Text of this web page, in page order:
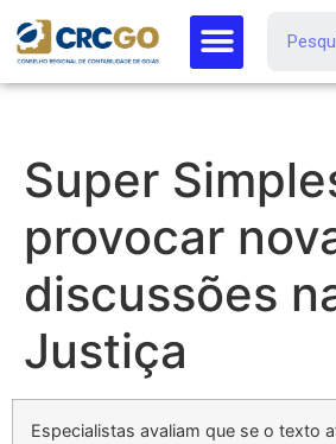
Super
provocar
discussões
Justiça
Especialistas avaliam que se o texto